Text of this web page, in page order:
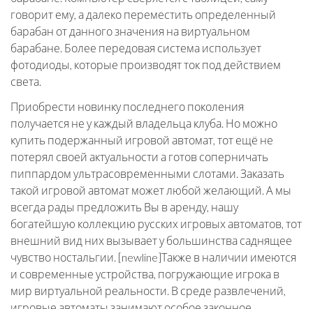
говорит ему, а далеко переместить определенный
барабан от данного значения на виртуальном
барабане. Более передовая система использует
фотодиоды, которые производят ток под действием
света.
Приобрести новинку последнего поколения
получается не у каждый владельца клуба. Но можно
купить подержанный игровой автомат, тот ещё не
потерял своей актуальности а готов соперничать
пиппардом ультрасовременными слотами. Заказать
такой игровой автомат может любой желающий. А мы
всегда рады предложить Вы в аренду, нашу
богатейшую коллекцию русских игровых автоматов, тот
внешний вид них вызывает у большинства саднящее
чувство ностальгии. [newline]Также в наличии имеются
и современные устройства, погружающие игрока в
мир виртуальной реальности. В среде развлечений,